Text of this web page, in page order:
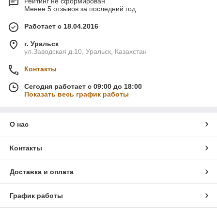
Менее 5 отзывов за последний год
Работает с 18.04.2016
г. Уральск
ул.Заводская д.10, Уральск, Казахстан
Контакты
Сегодня работает с 09:00 до 18:00
Показать весь график работы
О нас
Контакты
Доставка и оплата
График работы